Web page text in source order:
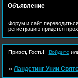
Объявление
Форум и сайт
регистрацию придется
Привет, Гость! Войдите
»Ландстинг Унии